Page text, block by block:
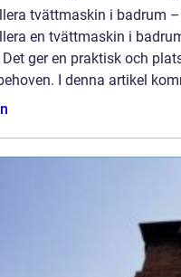
tvättmaskin i badrum
en tvättmaskin i
ger en praktisk och
I denna artikel